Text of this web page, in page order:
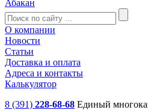
Абакан
О компании
Новости
Статьи
Доставка и оплата
Адреса и контакты
Калькулятор
8 (391) 228-68-68 Единый